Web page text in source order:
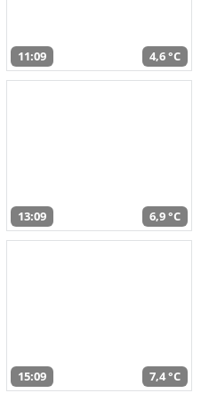
11:09 4,6 °C
13:09 6,9 °C
15:09 7,4 °C